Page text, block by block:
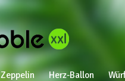
Zeppelin Herz-Ballon